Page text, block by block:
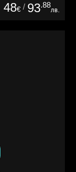
48€ / 93.88
лв.